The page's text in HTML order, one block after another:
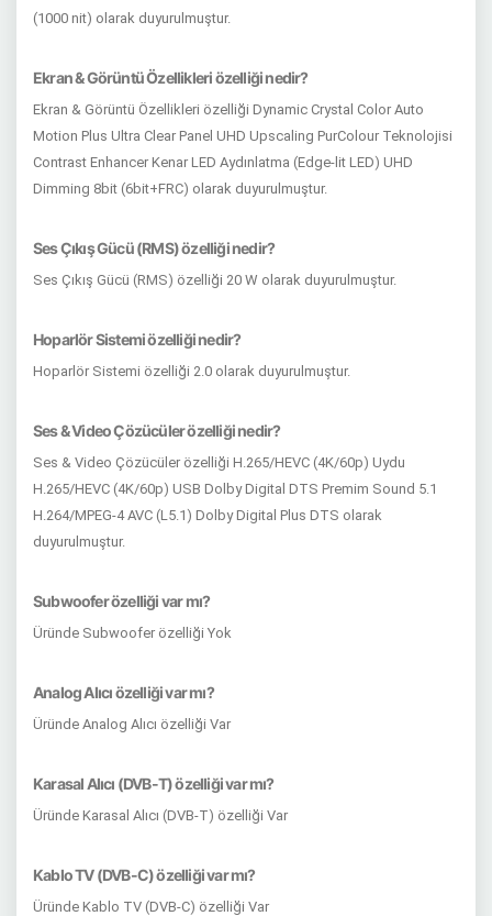
(1000 nit) olarak duyurulmuştur.
Ekran & Görüntü Özellikleri özelliği nedir?
Ekran & Görüntü Özellikleri özelliği Dynamic Crystal Color Auto
Motion Plus Ultra Clear Panel UHD Upscaling PurColour Teknolojisi
Contrast Enhancer Kenar LED Aydınlatma (Edge-lit LED) UHD
Dimming 8bit (6bit+FRC) olarak duyurulmuştur.
Ses Çıkış Gücü (RMS) özelliği nedir?
Ses Çıkış Gücü (RMS) özelliği 20 W olarak duyurulmuştur.
Hoparlör Sistemi özelliği nedir?
Hoparlör Sistemi özelliği 2.0 olarak duyurulmuştur.
Ses & Video Çözücüler özelliği nedir?
Ses & Video Çözücüler özelliği H.265/HEVC (4K/60p) Uydu
H.265/HEVC (4K/60p) USB Dolby Digital DTS Premim Sound 5.1
H.264/MPEG-4 AVC (L5.1) Dolby Digital Plus DTS olarak
duyurulmuştur.
Subwoofer özelliği var mı?
Üründe Subwoofer özelliği Yok
Analog Alıcı özelliği var mı?
Üründe Analog Alıcı özelliği Var
Karasal Alıcı (DVB-T) özelliği var mı?
Üründe Karasal Alıcı (DVB-T) özelliği Var
Kablo TV (DVB-C) özelliği var mı?
Üründe Kablo TV (DVB-C) özelliği Var